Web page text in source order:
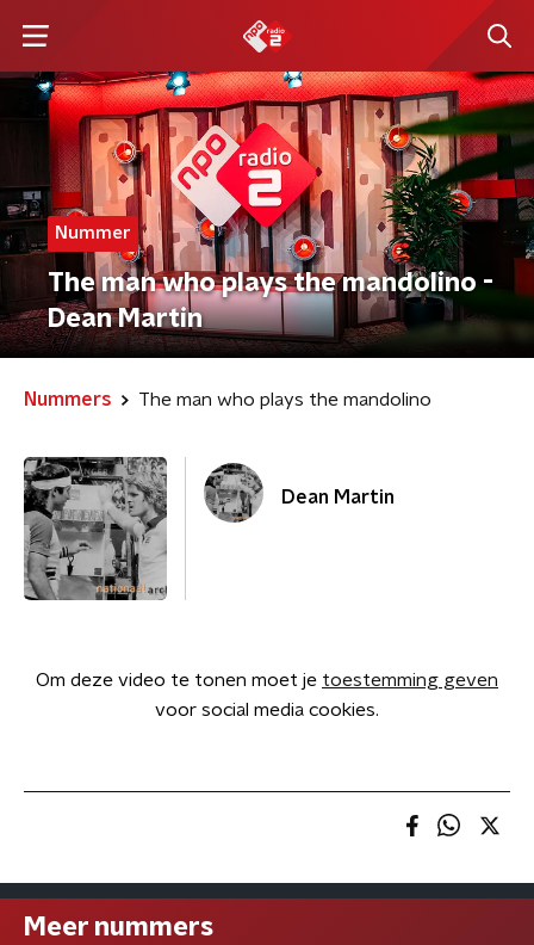
Nummer
The man who plays the mandolino -
Dean Martin
Nummers The man who plays the mandolino
Dean Martin
Om deze video te tonen moet je toestemming geven
voor social media cookies.
Meer nummers